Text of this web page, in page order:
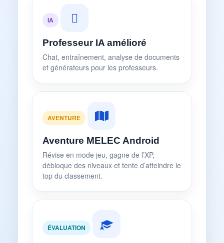
IA
Professeur IA amélioré
Chat, entraînement, analyse de documents
et générateurs pour les professeurs.
AVENTURE
Aventure MELEC Android
Révise en mode jeu, gagne de l’XP,
débloque des niveaux et tente d’atteindre le
top du classement.
ÉVALUATION